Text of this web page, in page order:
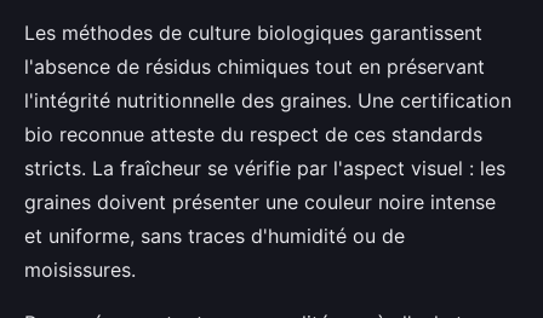
Les méthodes de culture biologiques garantissent
l'absence de résidus chimiques tout en préservant
l'intégrité nutritionnelle des graines. Une certification
bio reconnue atteste du respect de ces standards
stricts. La fraîcheur se vérifie par l'aspect visuel : les
graines doivent présenter une couleur noire intense
et uniforme, sans traces d'humidité ou de
moisissures.